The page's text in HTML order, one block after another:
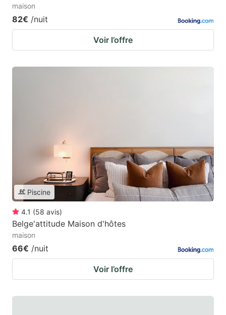
maison
82€ /nuit
Voir l’offre
Piscine
4.1 (58 avis)
Belge'attitude Maison d'hôtes
maison
66€ /nuit
Voir l’offre